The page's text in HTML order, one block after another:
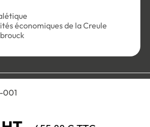
001
économiques de la Creule
cookies